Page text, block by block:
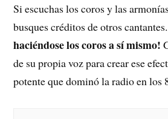
Si escuchas los coros y las
busques créditos de otros cantantes.
haciéndose los coros a sí mismo!
de su propia voz para crear ese
potente que dominó la radio en los